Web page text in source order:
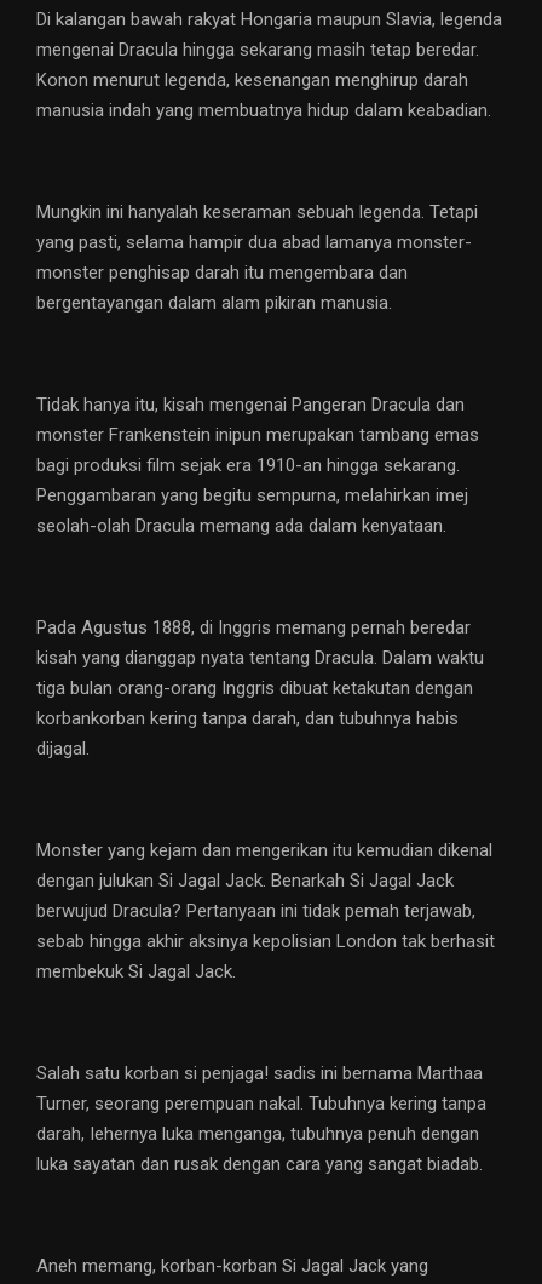
Di kalangan bawah rakyat Hongaria maupun Slavia, legenda
mengenai Dracula hingga sekarang masih tetap beredar.
Konon menurut legenda, kesenangan menghirup darah
manusia indah yang membuatnya hidup dalam keabadian.
Mungkin ini hanyalah keseraman sebuah legenda. Tetapi
yang pasti, selama hampir dua abad lamanya monster-
monster penghisap darah itu mengembara dan
bergentayangan dalam alam pikiran manusia.
Tidak hanya itu, kisah mengenai Pangeran Dracula dan
monster Frankenstein inipun merupakan tambang emas
bagi produksi film sejak era 1910-an hingga sekarang.
Penggambaran yang begitu sempurna, melahirkan imej
seolah-olah Dracula memang ada dalam kenyataan.
Pada Agustus 1888, di Inggris memang pernah beredar
kisah yang dianggap nyata tentang Dracula. Dalam waktu
tiga bulan orang-orang Inggris dibuat ketakutan dengan
korbankorban kering tanpa darah, dan tubuhnya habis
dijagal.
Monster yang kejam dan mengerikan itu kemudian dikenal
dengan julukan Si Jagal Jack. Benarkah Si Jagal Jack
berwujud Dracula? Pertanyaan ini tidak pemah terjawab,
sebab hingga akhir aksinya kepolisian London tak berhasit
membekuk Si Jagal Jack.
Salah satu korban si penjaga! sadis ini bernama Marthaa
Turner, seorang perempuan nakal. Tubuhnya kering tanpa
darah, Iehernya luka menganga, tubuhnya penuh dengan
luka sayatan dan rusak dengan cara yang sangat biadab.
Aneh memang, korban-korban Si Jagal Jack yang